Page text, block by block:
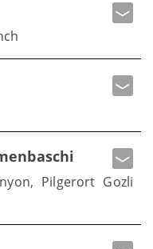
Pilgerort Gozli